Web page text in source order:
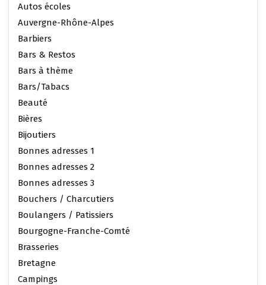
Autos écoles
Auvergne-Rhône-Alpes
Barbiers
Bars & Restos
Bars à thème
Bars/Tabacs
Beauté
Bières
Bijoutiers
Bonnes adresses 1
Bonnes adresses 2
Bonnes adresses 3
Bouchers / Charcutiers
Boulangers / Patissiers
Bourgogne-Franche-Comté
Brasseries
Bretagne
Campings